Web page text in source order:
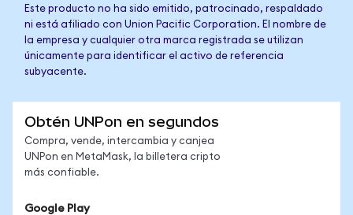
Este producto no ha sido emitido, patrocinado, respaldado
ni está afiliado con Union Pacific Corporation. El nombre de
la empresa y cualquier otra marca registrada se utilizan
únicamente para identificar el activo de referencia
subyacente.
Obtén UNPon en segundos
Compra, vende, intercambia y canjea
UNPon en MetaMask, la billetera cripto
más confiable.
Google Play